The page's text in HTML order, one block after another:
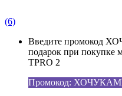
(6)
Введите промокод
подарок при покупке
TPRO 2
Промокод: